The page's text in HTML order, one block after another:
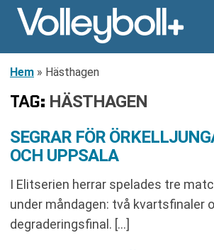
Hem » Hästhagen
TAG: HÄSTHAGEN
SEGRAR FÖR
OCH UPPSALA
I Elitserien herrar spelades tre
under måndagen: två kvartsfinaler
degraderingsfinal. […]